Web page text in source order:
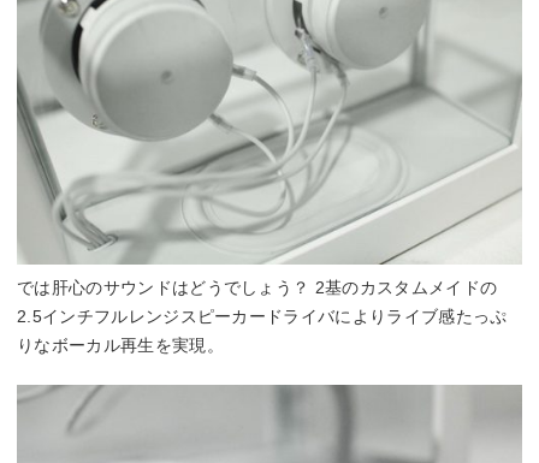
では肝心のサウンドはどうでしょう？ 2基のカスタムメイドの
2.5インチフルレンジスピーカードライバによりライブ感たっぷ
りなボーカル再生を実現。